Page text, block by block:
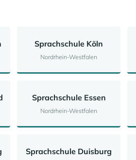
Sprachschule Köln
Nordrhein-Westfalen
Sprachschule Essen
Nordrhein-Westfalen
Sprachschule Duisburg